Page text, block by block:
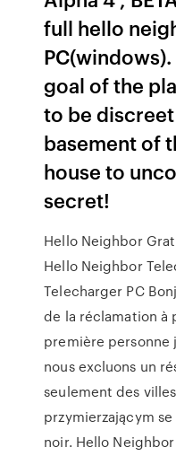
full hello
PC(windows).
goal of the
to be
basement of
house to
secret!
Hello Neighbor
Hello Neighbor
Telecharger PC
de la réclamation à
première personne
nous excluons un
seulement des
przymierzającym
noir. Hello